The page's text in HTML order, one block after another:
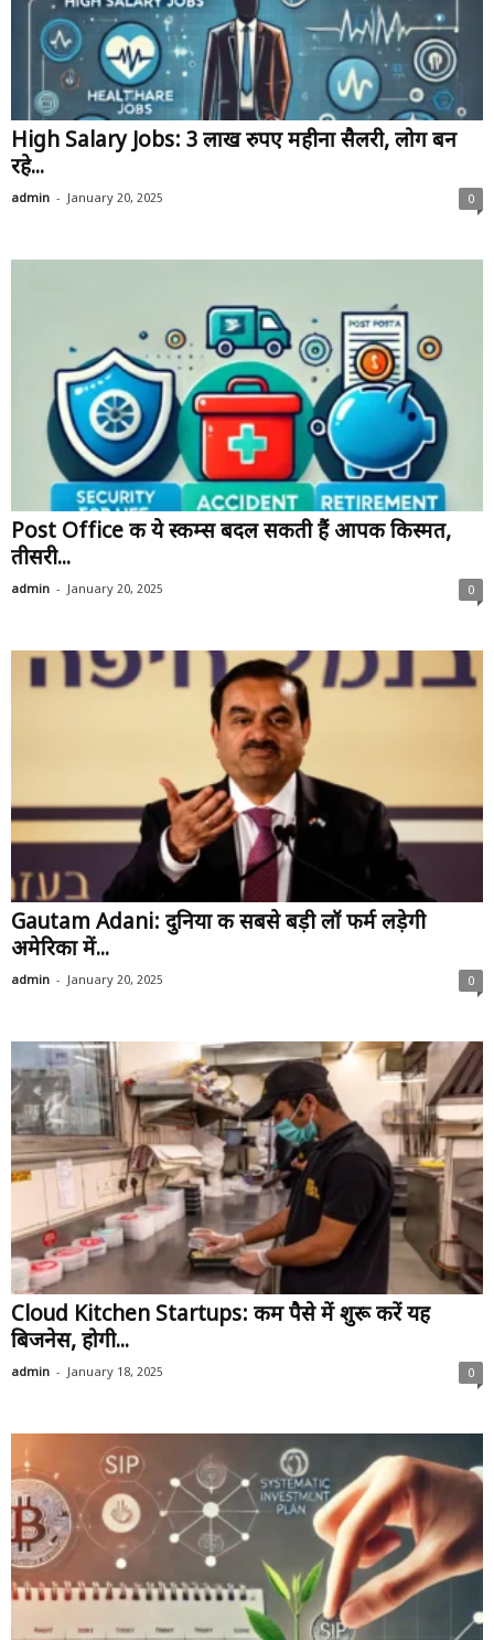
High Salary Jobs: 3 लाख रुपए महीना सैलरी, लोग बन
रहे...
admin - January 20, 2025 0
Post Office की ये स्‍कीम्‍स बदल सकती हैं आपकी किस्‍मत,
तीसरी...
admin - January 20, 2025 0
Gautam Adani: दुनिया की सबसे बड़ी लॉ फर्म लड़ेगी
अमेरिका में...
admin - January 20, 2025 0
Cloud Kitchen Startups: कम पैसे में शुरू करें यह
बिजनेस, होगी...
admin - January 18, 2025 0